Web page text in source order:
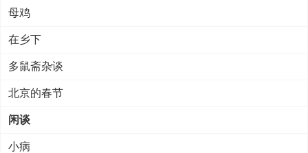
母鸡
在乡下
多鼠斋杂谈
北京的春节
闲谈
小病